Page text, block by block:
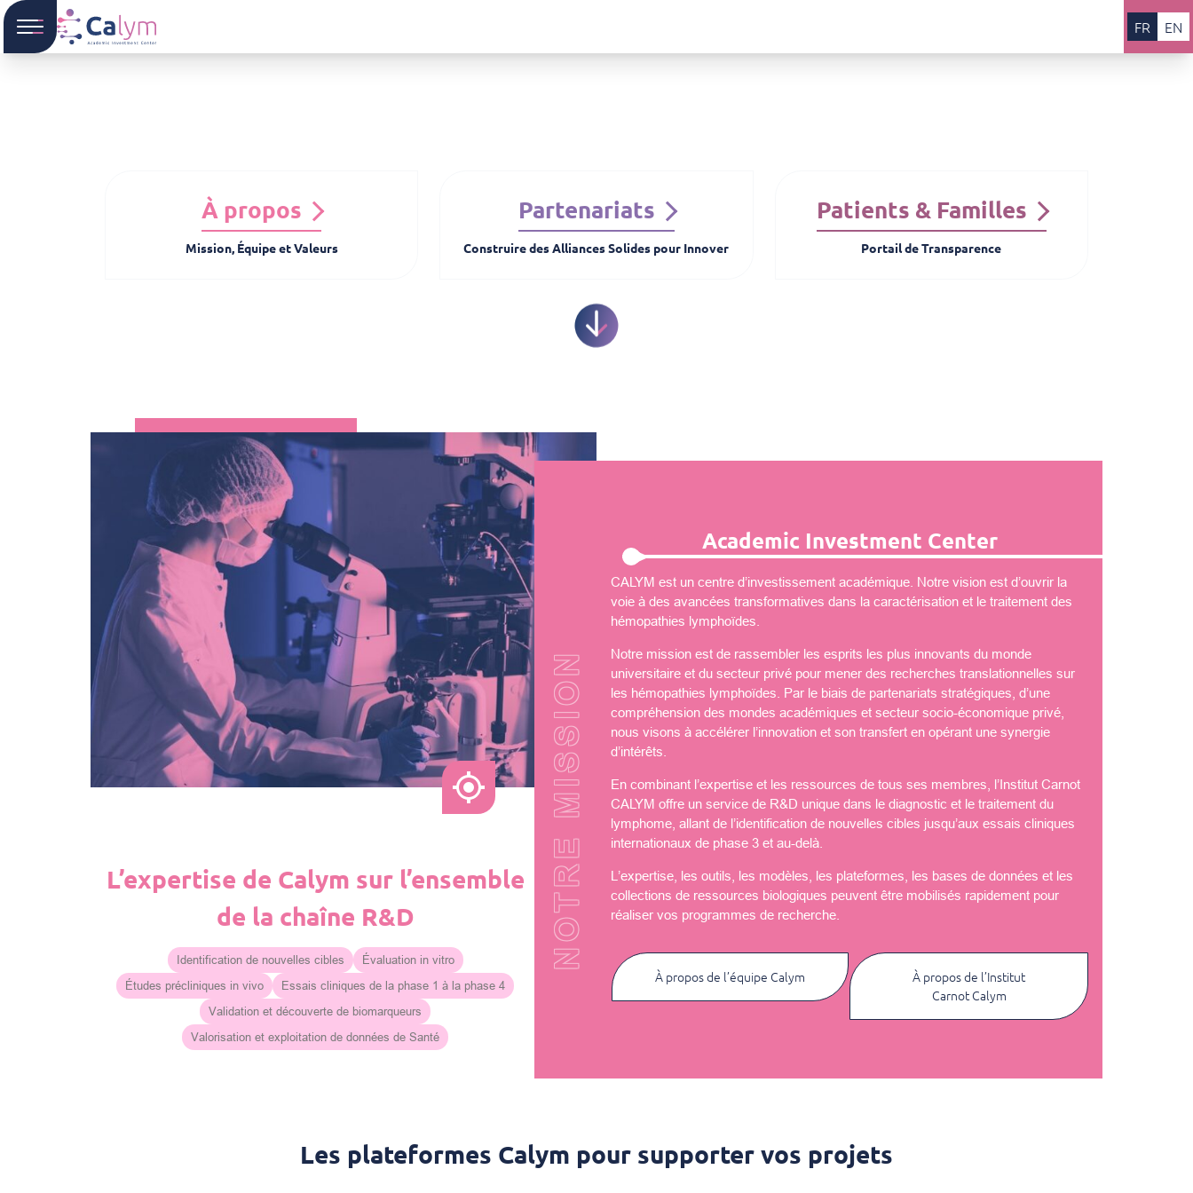
FR EN
À propos
Mission, Équipe et Valeurs
Partenariats
Construire des Alliances Solides pour Innover
Patients & Familles
Portail de Transparence
L’expertise de Calym sur l’ensemble
de la chaîne R&D
Identification de nouvelles cibles
Évaluation in vitro
Études précliniques in vivo
Essais cliniques de la phase 1 à la phase 4
Validation et découverte de biomarqueurs
Valorisation et exploitation de données de Santé
NOTRE MISSION
Academic Investment Center
CALYM est un centre d’investissement académique. Notre vision est d’ouvrir la
voie à des avancées transformatives dans la caractérisation et le traitement des
hémopathies lymphoïdes.
Notre mission est de rassembler les esprits les plus innovants du monde
universitaire et du secteur privé pour mener des recherches translationnelles sur
les hémopathies lymphoïdes. Par le biais de partenariats stratégiques, d’une
compréhension des mondes académiques et secteur socio-économique privé,
nous visons à accélérer l’innovation et son transfert en opérant une synergie
d’intérêts.
En combinant l’expertise et les ressources de tous ses membres, l’Institut Carnot
CALYM offre un service de R&D unique dans le diagnostic et le traitement du
lymphome, allant de l’identification de nouvelles cibles jusqu’aux essais cliniques
internationaux de phase 3 et au-delà.
L’expertise, les outils, les modèles, les plateformes, les bases de données et les
collections de ressources biologiques peuvent être mobilisés rapidement pour
réaliser vos programmes de recherche.
À propos de l’équipe Calym
À propos de l’Institut
Carnot Calym
Les plateformes Calym pour supporter vos projets